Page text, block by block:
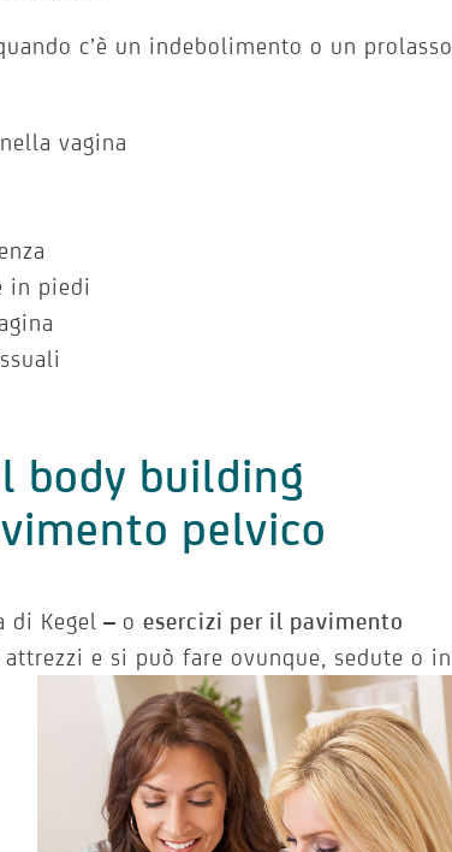
c’è un indebolimento o un prolasso
vagina
in piedi
body building
pelvico
di Kegel – oesercizi per il pavimento
e si può fare ovunque, sedute o in